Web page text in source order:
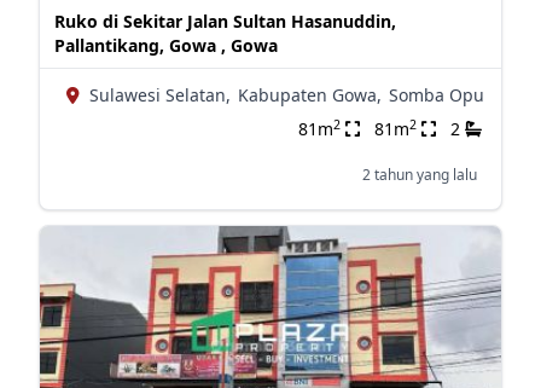
Ruko di Sekitar Jalan Sultan Hasanuddin,
Pallantikang, Gowa , Gowa
Sulawesi Selatan, Kabupaten Gowa, Somba Opu
81m2 81m2 2
2 tahun yang lalu